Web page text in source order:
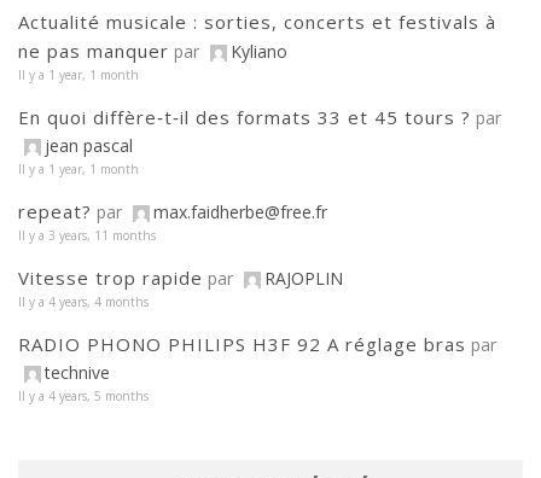
Actualité musicale : sorties, concerts et festivals à
ne pas manquer par Kyliano
Il y a 1 year, 1 month
En quoi diffère‑t‑il des formats 33 et 45 tours ? par
jean pascal
Il y a 1 year, 1 month
repeat? par max.faidherbe@free.fr
Il y a 3 years, 11 months
Vitesse trop rapide par RAJOPLIN
Il y a 4 years, 4 months
RADIO PHONO PHILIPS H3F 92 A réglage bras par
technive
Il y a 4 years, 5 months